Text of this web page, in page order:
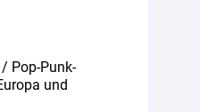
Pop-Punk-
und